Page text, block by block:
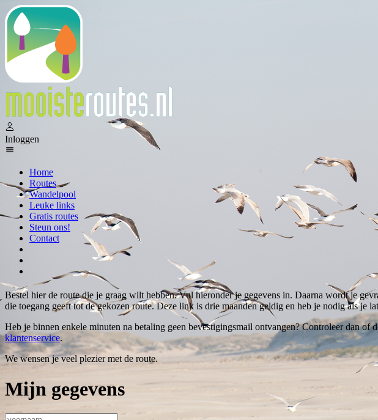
Inloggen
Home
Routes
Wandelpool
Leuke links
Gratis routes
Steun ons!
Contact
Bestel hier de route die je graag wilt hebben. Vul hieronder je gegevens in. Daarna wordt je
die toegang geeft tot de gekozen route. Deze link is drie maanden geldig en heb je nodig als je
Heb je binnen enkele minuten na betaling geen bevestigingsmail ontvangen? Controleer dan
klantenservice.
We wensen je veel plezier met de route.
Mijn gegevens